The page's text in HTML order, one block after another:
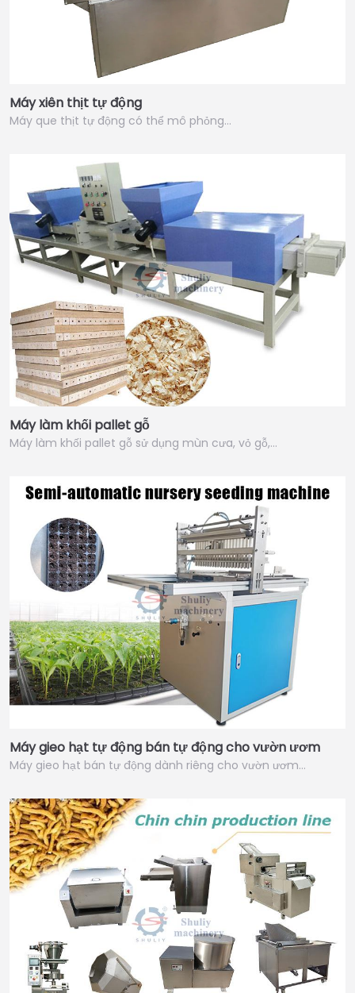
Máy xiên thịt tự động
Máy que thịt tự động có thể mô phỏng…
Máy làm khối pallet gỗ
Máy làm khối pallet gỗ sử dụng mùn cưa, vỏ gỗ,…
Máy gieo hạt tự động bán tự động cho vườn ươm
Máy gieo hạt bán tự động dành riêng cho vườn ươm…